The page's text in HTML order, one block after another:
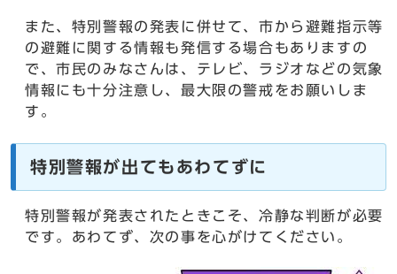
また、特別警報の発表に併せて、市から避難指示等
の避難に関する情報も発信する場合もありますの
で、市民のみなさんは、テレビ、ラジオなどの気象
情報にも十分注意し、最大限の警戒をお願いしま
す。
特別警報が出てもあわてずに
特別警報が発表されたときこそ、冷静な判断が必要
です。あわてず、次の事を心がけてください。